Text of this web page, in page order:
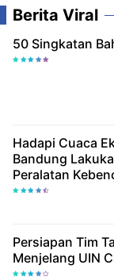
Berita Viral
50 Singkatan
Hadapi Cuaca
Bandung
Peralatan
Persiapan Tim
Menjelang UIN